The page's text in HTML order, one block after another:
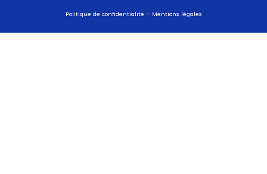
Politique de confidentialité – Mentions légales